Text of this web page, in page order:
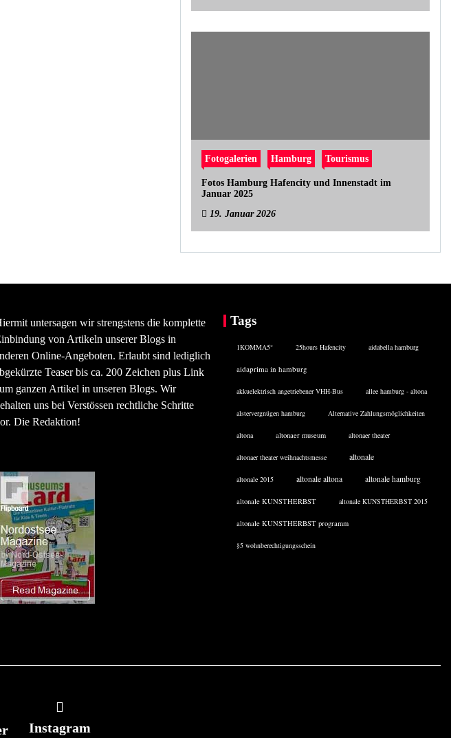
Fotogalerien Hamburg Tourismus
Fotos Hamburg Hafencity und Innenstadt im
Januar 2025
19. Januar 2026
untersagen wir strengstens die komplette
von Artikeln unserer Blogs in
Online-Angeboten. Erlaubt sind lediglich
Teaser bis ca. 200 Zeichen plus Link
ganzen Artikel in unseren Blogs. Wir
uns bei Verstössen rechtliche Schritte
Die Redaktion!
Tags
1KOMMA5° 25hours Hafencity aidabella hamburg
aidaprima in hamburg
akkuelektrisch angetriebener VHH-Bus allee hamburg - altona
alstervergnügen hamburg Alternative Zahlungsmöglichkeiten
altona altonaer museum altonaer theater
altonaer theater weihnachtsmesse altonale
altonale 2015 altonale altona altonale hamburg
altonale KUNSTHERBST altonale KUNSTHERBST 2015
altonale KUNSTHERBST programm
§5 wohnberechtigungsschein
Instagram